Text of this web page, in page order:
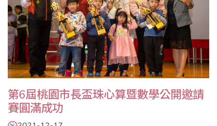
第6屆桃園市長盃珠心算暨數學公開邀請
賽圓滿成功